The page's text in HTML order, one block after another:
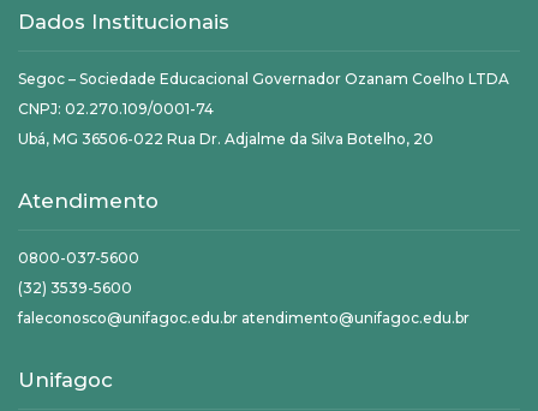
Dados Institucionais
Segoc – Sociedade Educacional Governador Ozanam Coelho LTDA
CNPJ: 02.270.109/0001-74
Ubá, MG 36506-022 Rua Dr. Adjalme da Silva Botelho, 20
Atendimento
0800-037-5600
(32) 3539-5600
faleconosco@unifagoc.edu.br atendimento@unifagoc.edu.br
Unifagoc